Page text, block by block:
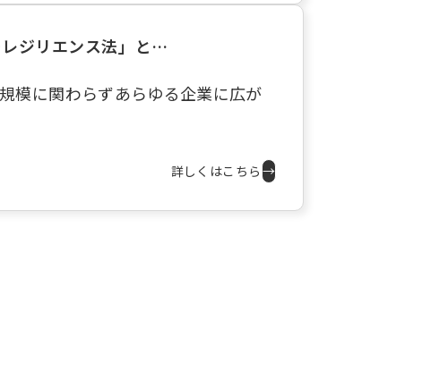
ジリエンス法」と…
模に関わらずあらゆる企業に広が
詳しくはこちら →